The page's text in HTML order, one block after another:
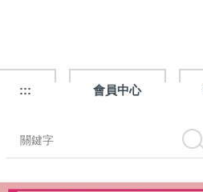
::: 會員中心
搜尋